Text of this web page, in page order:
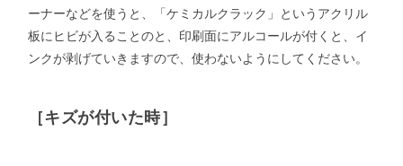
ーナーなどを使うと、「ケミカルクラック」というアクリル
板にヒビが入ることのと、印刷面にアルコールが付くと、イ
ンクが剥げていきますので、使わないようにしてください。
［キズが付いた時］